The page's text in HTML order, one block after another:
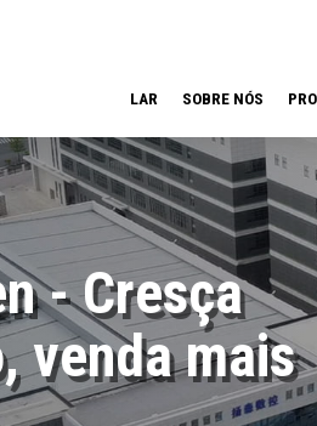
LAR SOBRE NÓS
- Cresça
venda mais